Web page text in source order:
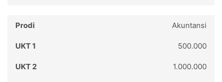
Akuntansi
500.000
1.000.000